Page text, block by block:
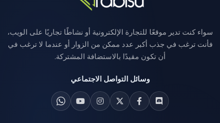
سواء كنت تدير موقعًا للتجارة الإلكترونية أو نشاطًا تجاريًا على الويب،
فأنت ترغب في جذب أكبر عدد ممكن من الزوار أو عندما لا ترغب في
أن تكون مقيدًا بالاستضافة المشتركة.
وسائل التواصل الاجتماعي